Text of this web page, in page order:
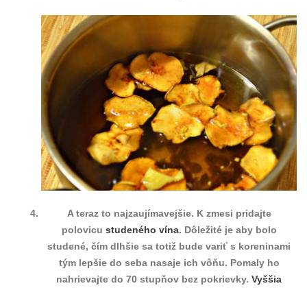
A teraz to najzaujímavejšie. K zmesi pridajte
polovicu studeného vína. Dôležité je aby bolo
studené, čím dlhšie sa totiž bude variť s koreninami
tým lepšie do seba nasaje ich vôňu. Pomaly ho
nahrievajte do 70 stupňov bez pokrievky. Vyššia